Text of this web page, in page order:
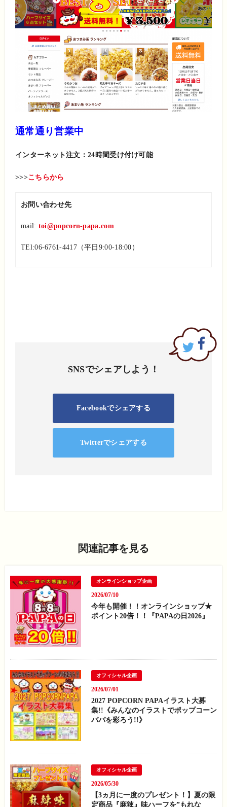
通常通り営業中
インターネット注文：24時間受け付け可能
>>>こちらから
お問い合わせ先
mail: toi@popcorn-papa.com
TEl:06-6761-4417（平日9:00-18:00）
SNSでシェアしよう！
Facebookでシェアする
Twitterでシェアする
関連記事を見る
2026/07/10
今年も開催！！オンラインショップ★
ポイント20倍！！『PAPAの日2026』
オンラインショップ企画
2026/07/01
2027 POPCORN PAPAイラスト大募
集!!《みんなのイラストでポップコーン
パパを彩ろう!!》
オフィシャル企画
2026/05/30
【3ヵ月に一度のプレゼント！】夏の限
定商品『麻辣』味ハーフを”もれな
オフィシャル企画